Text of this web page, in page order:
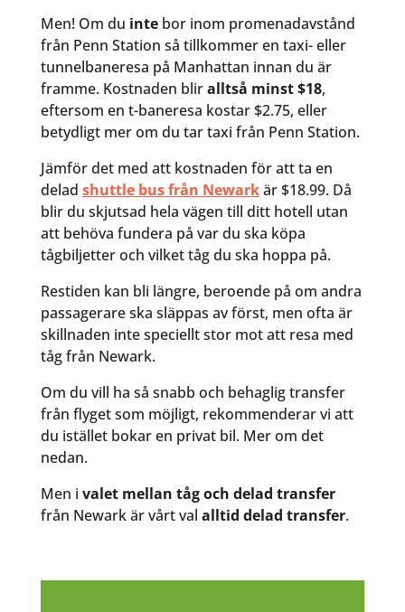
Men! Om du intebor inom promenadavstånd
från Penn Station så tillkommer en taxi- eller
tunnelbaneresa på Manhattan innan du är
framme. Kostnaden bliralltså minst $18,
eftersom en t-baneresa kostar $2.75, eller
betydligt mer om du tar taxi från Penn Station.
Jämför det med att kostnaden för att ta en
delad shuttle bus från Newarkär $18.99. Då
blir du skjutsad hela vägen till ditt hotell utan
att behöva fundera på var du ska köpa
tågbiljetter och vilket tåg du ska hoppa på.
Restiden kan bli längre, beroende på om andra
passagerare ska släppas av först, men ofta är
skillnaden inte speciellt stor mot att resa med
tåg från Newark.
Om du vill ha så snabb och behaglig transfer
från flyget som möjligt, rekommenderar vi att
du istället bokar en privat bil. Mer om det
nedan.
Men i valet mellan tåg och delad transfer
från Newark är vårt val alltid delad transfer.